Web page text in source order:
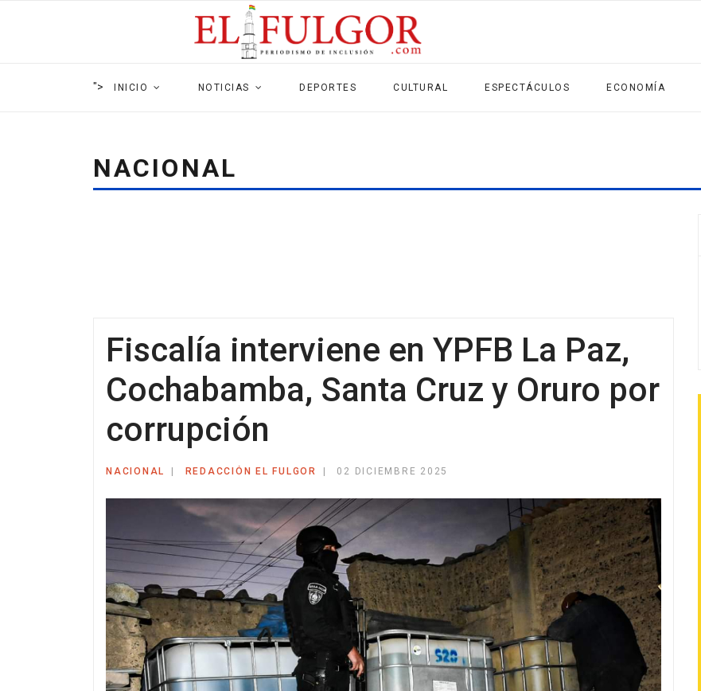
"> INICIO NOTICIAS DEPORTES CULTURAL ESPECTÁCULOS ECONOMÍA
NACIONAL
Fiscalía interviene en YPFB La Paz,
Cochabamba, Santa Cruz y Oruro por
corrupción
NACIONAL REDACCIÓN EL FULGOR 02 DICIEMBRE 2025